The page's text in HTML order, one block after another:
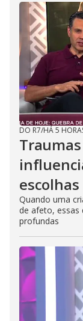
DO R7/HÁ 5
Quando uma
de afeto, essas
profundas